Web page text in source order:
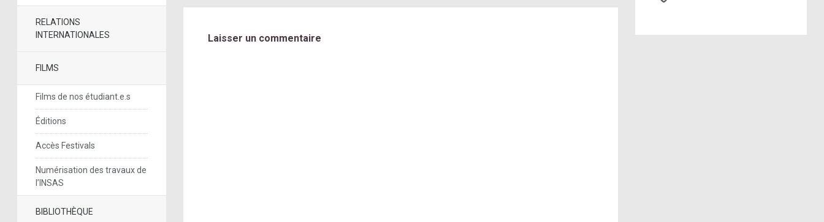
RELATIONS
INTERNATIONALES
FILMS
Films de nos étudiant.e.s
Éditions
Accès Festivals
Numérisation des travaux de
l’INSAS
BIBLIOTHÈQUE
Laisser un commentaire